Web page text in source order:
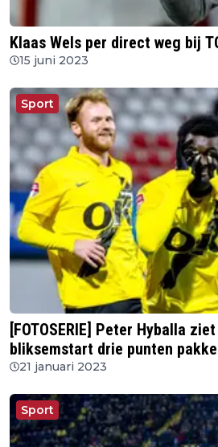
Klaas Wels per direct weg bij
15 juni 2023
Sport
[FOTOSERIE] Peter Hyballa ziet
bliksemstart drie punten
21 januari 2023
Sport